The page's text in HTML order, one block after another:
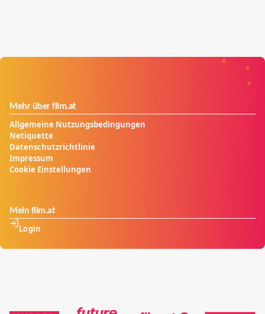
Mehr über film.at
Allgemeine Nutzungsbedingungen
Netiquette
Datenschutzrichtlinie
Impressum
Cookie Einstellungen
Mein film.at
Login